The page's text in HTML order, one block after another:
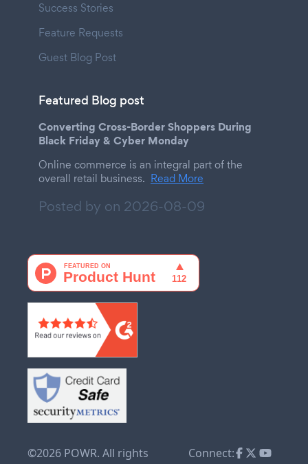
Success Stories
Feature Requests
Guest Blog Post
Featured Blog post
Converting Cross-Border Shoppers During
Black Friday & Cyber Monday
Online commerce is an integral part of the
overall retail business. Read More
Posted by on 2026-08-09
©2026 POWR. All rights
Connect: